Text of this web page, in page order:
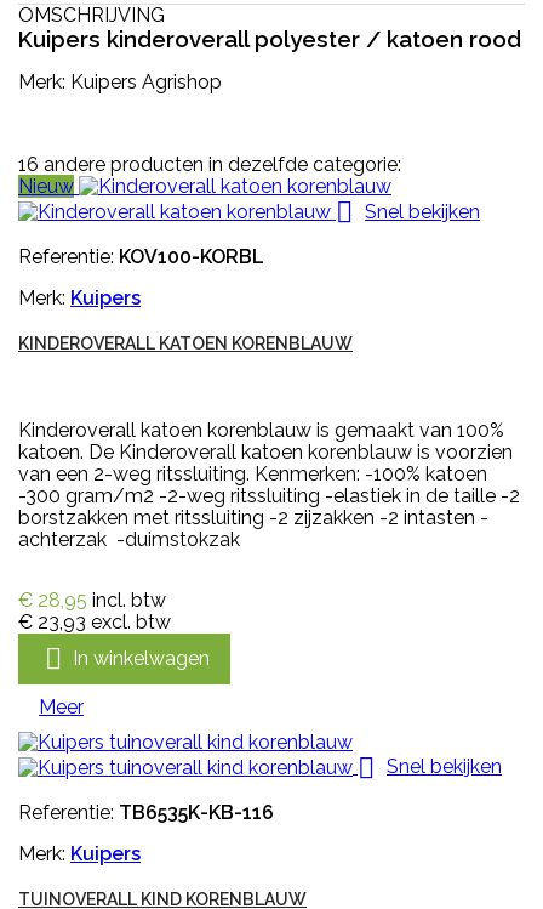
OMSCHRIJVING
Kuipers kinderoverall polyester / katoen rood
Merk: Kuipers Agrishop
16 andere producten in dezelfde categorie:
Nieuw

Snel bekijken
Referentie: KOV100-KORBL
Merk: Kuipers
KINDEROVERALL KATOEN KORENBLAUW
Kinderoverall katoen korenblauw is gemaakt van 100%
katoen. De Kinderoverall katoen korenblauw is voorzien
van een 2-weg ritssluiting. Kenmerken: -100% katoen
-300 gram/m2 -2-weg ritssluiting -elastiek in de taille -2
borstzakken met ritssluiting -2 zijzakken -2 intasten -
achterzak -duimstokzak
€ 28,95 incl. btw
€ 23,93 excl. btw
 In winkelwagen
Meer

Snel bekijken
Referentie: TB6535K-KB-116
Merk: Kuipers
TUINOVERALL KIND KORENBLAUW